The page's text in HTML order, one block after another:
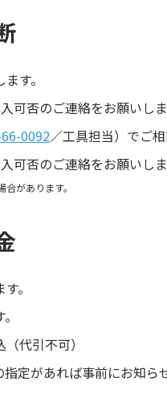
す。
可否のご連絡をお願いしま
0092／工具担当）でご相
可否のご連絡をお願いしま
があります。
。
代引不可）
定があれば事前にお知